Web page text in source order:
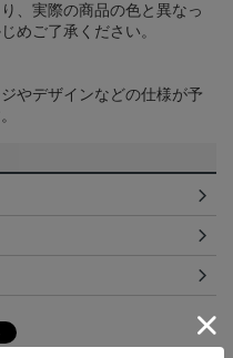
、実際の商品の色と異なっ
めご了承ください。
やデザインなどの仕様が予